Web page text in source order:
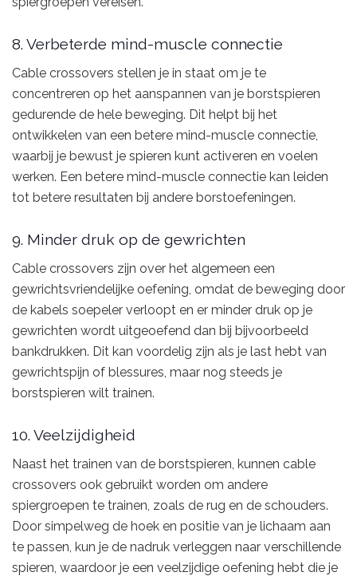
8. Verbeterde mind-muscle connectie
Cable crossovers stellen je in staat om je te
concentreren op het aanspannen van je borstspieren
gedurende de hele beweging. Dit helpt bij het
ontwikkelen van een betere mind-muscle connectie,
waarbij je bewust je spieren kunt activeren en voelen
werken. Een betere mind-muscle connectie kan leiden
tot betere resultaten bij andere borstoefeningen.
9. Minder druk op de gewrichten
Cable crossovers zijn over het algemeen een
gewrichtsvriendelijke oefening, omdat de beweging door
de kabels soepeler verloopt en er minder druk op je
gewrichten wordt uitgeoefend dan bij bijvoorbeeld
bankdrukken. Dit kan voordelig zijn als je last hebt van
gewrichtspijn of blessures, maar nog steeds je
borstspieren wilt trainen.
10. Veelzijdigheid
Naast het trainen van de borstspieren, kunnen cable
crossovers ook gebruikt worden om andere
spiergroepen te trainen, zoals de rug en de schouders.
Door simpelweg de hoek en positie van je lichaam aan
te passen, kun je de nadruk verleggen naar verschillende
spieren, waardoor je een veelzijdige oefening hebt die je